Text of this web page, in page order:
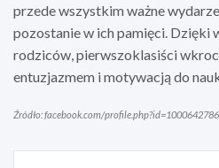
przede wszystkim ważne
pozostanie w ich pamięci. Dzięki
rodziców, pierwszoklasiści
entuzjazmem i motywacją do
Źródło: facebook.com/